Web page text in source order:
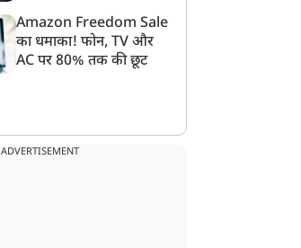
लगाई फटकार
Amazon Freedom Sale
का धमाका! फोन, TV और
AC पर 80% तक की छूट
ADVERTISEMENT